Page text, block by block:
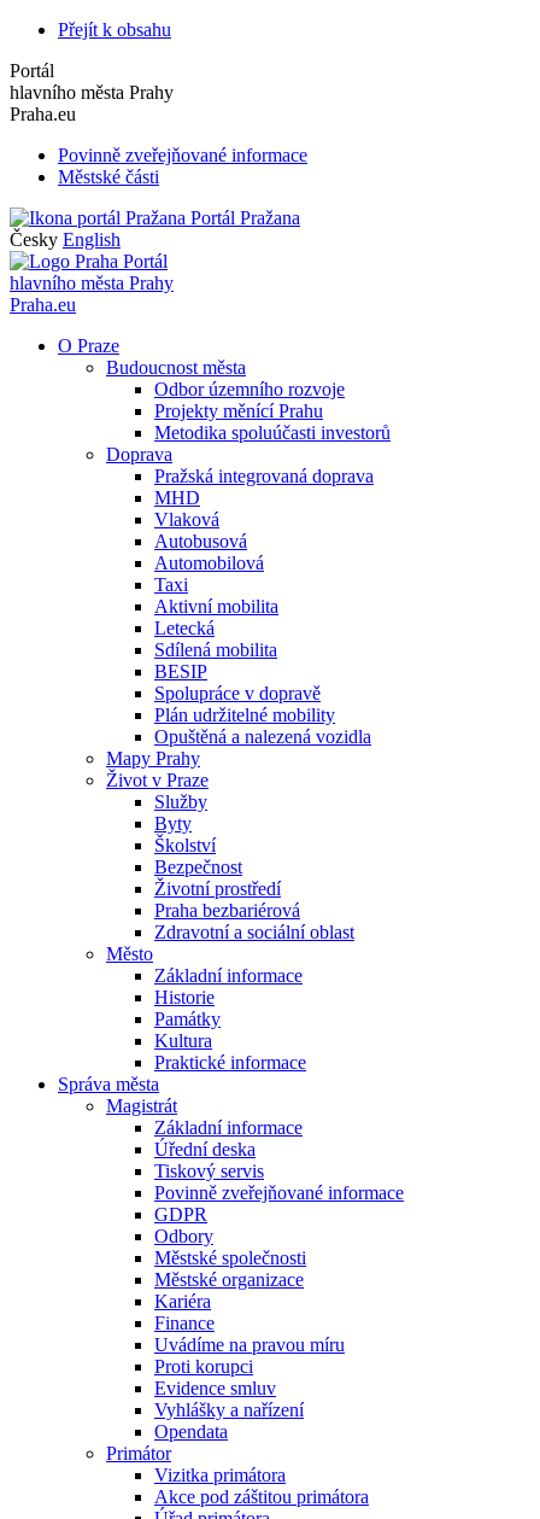
Přejít k obsahu
Portál
hlavního města Prahy
Praha.eu
Povinně zveřejňované informace
Městské části
Portál Pražana
Česky English
Portál
hlavního města Prahy
Praha.eu
O Praze
Budoucnost města
Odbor územního rozvoje
Projekty měnící Prahu
Metodika spoluúčasti investorů
Doprava
Pražská integrovaná doprava
MHD
Vlaková
Autobusová
Automobilová
Taxi
Aktivní mobilita
Letecká
Sdílená mobilita
BESIP
Spolupráce v dopravě
Plán udržitelné mobility
Opuštěná a nalezená vozidla
Mapy Prahy
Život v Praze
Služby
Byty
Školství
Bezpečnost
Životní prostředí
Praha bezbariérová
Zdravotní a sociální oblast
Město
Základní informace
Historie
Památky
Kultura
Praktické informace
Správa města
Magistrát
Základní informace
Úřední deska
Tiskový servis
Povinně zveřejňované informace
GDPR
Odbory
Městské společnosti
Městské organizace
Kariéra
Finance
Uvádíme na pravou míru
Proti korupci
Evidence smluv
Vyhlášky a nařízení
Opendata
Primátor
Vizitka primátora
Akce pod záštitou primátora